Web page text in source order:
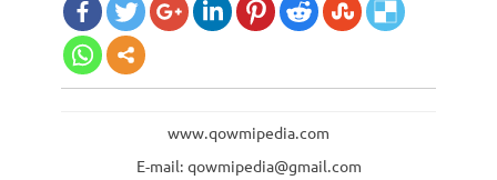
www.qowmipedia.com
E-mail: qowmipedia@gmail.com